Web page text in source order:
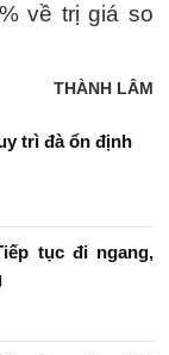
về trị giá so
THÀNH LÂM
trì đà ổn định
tục đi ngang,